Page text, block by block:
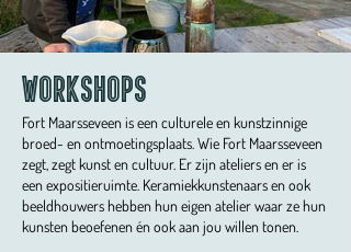
Workshops
Fort Maarsseveen is een culturele en kunstzinnige
broed- en ontmoetingsplaats. Wie Fort Maarsseveen
zegt, zegt kunst en cultuur. Er zijn ateliers en er is
een expositieruimte. Keramiekkunstenaars en ook
beeldhouwers hebben hun eigen atelier waar ze hun
kunsten beoefenen én ook aan jou willen tonen.